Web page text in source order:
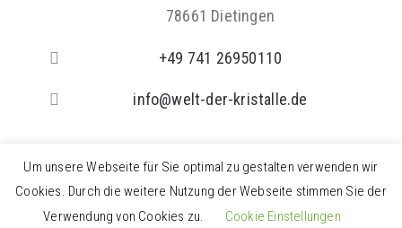
78661 Dietingen
+49 741 26950110
info@welt-der-kristalle.de
Um unsere Webseite für Sie optimal zu gestalten verwenden wir
Cookies. Durch die weitere Nutzung der Webseite stimmen Sie der
Verwendung von Cookies zu.
Cookie Einstellungen
Deutsch Englisch Französisch
Italienisch